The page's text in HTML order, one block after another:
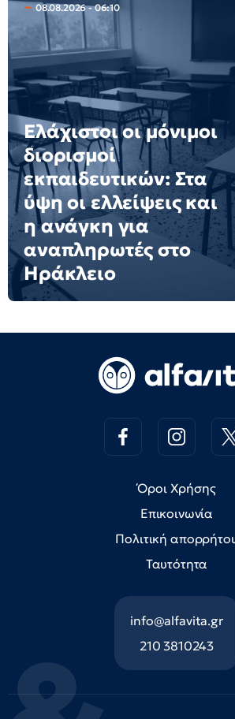
08.08.2026 - 06:10
Ελάχιστοι οι μόνιμοι
διορισμοί
εκπαιδευτικών: Στα
ύψη οι ελλείψεις και
η ανάγκη για
αναπληρωτές στο
Ηράκλειο
Όροι Χρήσης
Επικοινωνία
Πολιτική
Ταυτότητα
info@alfavita.gr
210 3810243